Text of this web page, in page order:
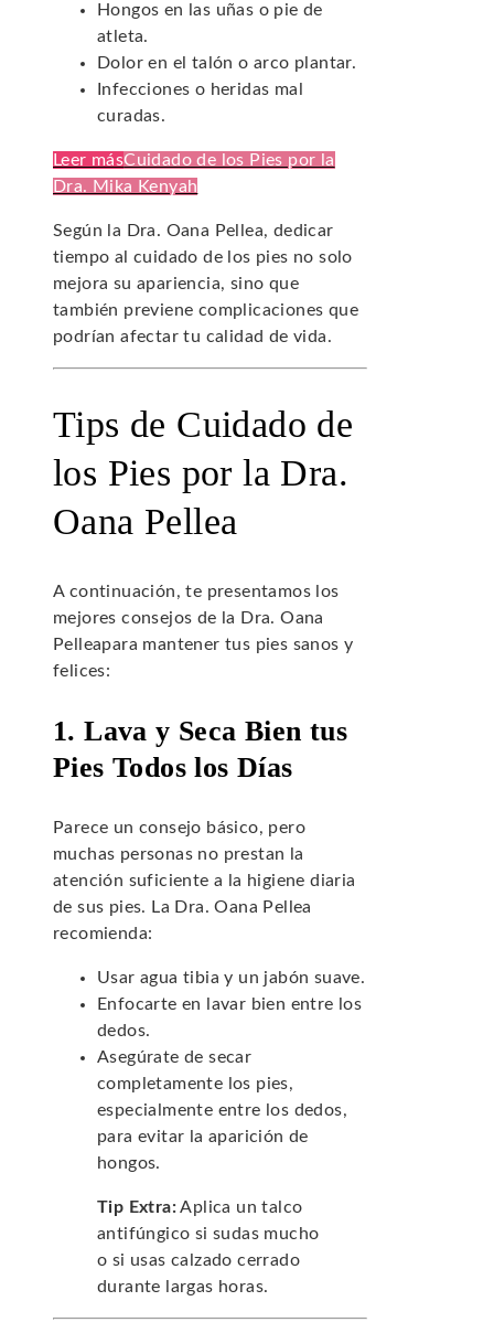
Hongos en las uñas o pie de
atleta.
Dolor en el talón o arco plantar.
Infecciones o heridas mal
curadas.
Leer másCuidado de los Pies por la
Dra. Mika Kenyah
Según la Dra. Oana Pellea, dedicar
tiempo al cuidado de los pies no solo
mejora su apariencia, sino que
también previene complicaciones que
podrían afectar tu calidad de vida.
Tips de Cuidado de
los Pies por la Dra.
Oana Pellea
A continuación, te presentamos los
mejores consejos de la Dra. Oana
Pelleapara mantener tus pies sanos y
felices:
1. Lava y Seca Bien tus
Pies Todos los Días
Parece un consejo básico, pero
muchas personas no prestan la
atención suficiente a la higiene diaria
de sus pies. La Dra. Oana Pellea
recomienda:
Usar agua tibia y un jabón suave.
Enfocarte en lavar bien entre los
dedos.
Asegúrate de secar
completamente los pies,
especialmente entre los dedos,
para evitar la aparición de
hongos.
Tip Extra:Aplica un talco
antifúngico si sudas mucho
o si usas calzado cerrado
durante largas horas.